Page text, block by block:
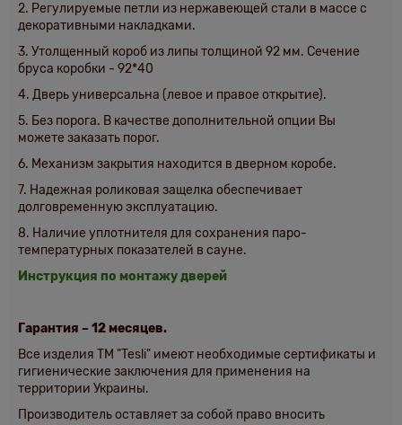
2. Регулируемые петли из нержавеющей стали в массе с
декоративными накладками.
3. Утолщенный короб из липы толщиной 92 мм. Сечение
бруса коробки - 92*40
4. Дверь универсальна (левое и правое открытие).
5. Без порога. В качестве дополнительной опции Вы
можете заказать порог.
6. Механизм закрытия находится в дверном коробе.
7. Надежная роликовая защелка обеспечивает
долговременную эксплуатацию.
8. Наличие уплотнителя для сохранения паро-
температурных показателей в сауне.
Инструкция по монтажу дверей
Гарантия – 12 месяцев.
Все изделия ТМ "Tesli" имеют необходимые сертификаты и
гигиенические заключения для применения на
территории Украины.
Производитель оставляет за собой право вносить